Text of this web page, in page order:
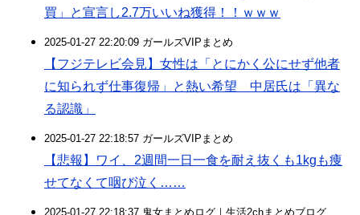
買」と宣言し2.7万いいね獲得！！ｗｗｗ
2025-01-27 22:20:09 ガールズVIPまとめ
【フジテレビ会見】女性は「とにかく公にせず他者
に知られず仕事復帰」と熱い希望 中居氏は「異な
る認識」
2025-01-27 22:18:57 ガールズVIPまとめ
【悲報】ワイ、2週間一日一食を耐え抜くも1kgも痩
せてなくて咽び泣く……
2025-01-27 22:18:37 鬼女まとめログ｜生活2chまとめブログ